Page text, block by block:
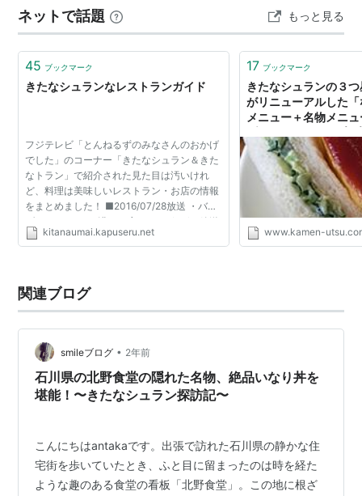
いる新高岡駅から車で5分ほどなの…
ネットで話題 もっと見る
45 ブックマーク
きたなシュランなレストランガイド
フジテレビ「とんねるずのみなさんのおかげ
でした」のコーナー「きたなシュラン＆きた
なトラン」で紹介された見た目は汚いけれ
ど、料理は美味しいレストラン・お店の情報
をまとめました！ ■2016/07/28放送 ・バン
ダナ ・かとりや 溝の口店 ■2016/07/21放送
・二葉 ■2016/06/16放送 ・ラーメン山田屋
kitanaumai.kapuseru.net
17 ブックマーク
きたなシュランの３
がリニューアルした
メニュー＋名物メニ
分がウツになるなん
www.kamen-
関連ブログ
smileブログ • 2年前
石川県の北野食堂の隠れた名物、絶品いなり丼を
堪能！〜きたなシュラン探訪記〜
こんにちはantakaです。出張で訪れた石川県の静かな住
宅街を歩いていたとき、ふと目に留まったのは時を経た
ような趣のある食堂の看板「北野食堂」。この地に根ざ